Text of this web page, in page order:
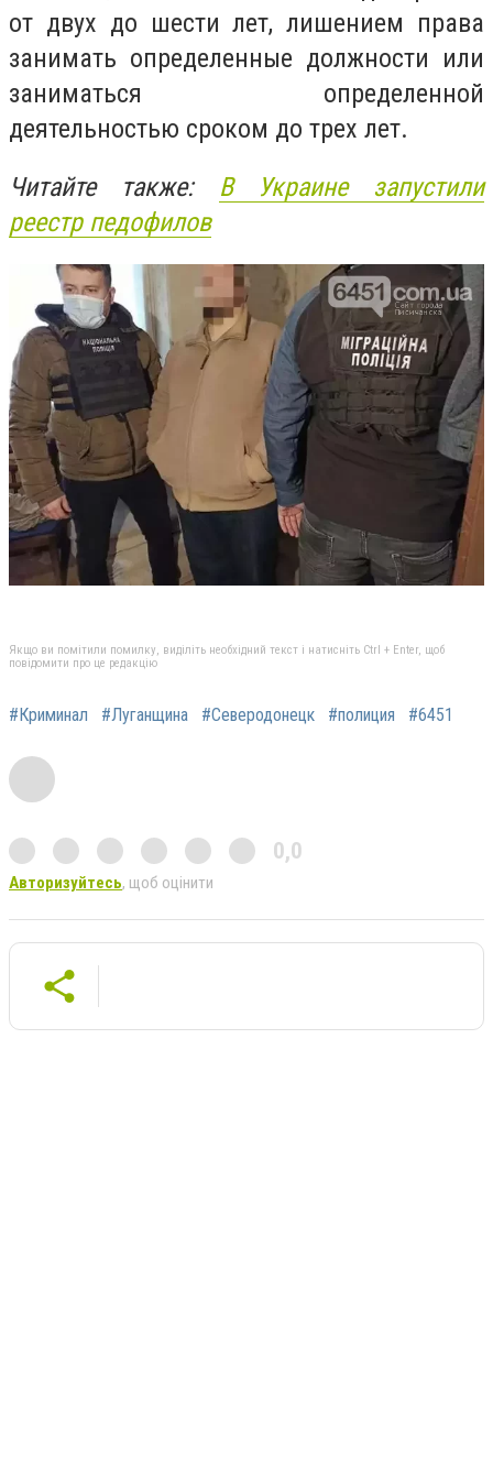
от двух до шести лет, лишением права
занимать определенные должности или
заниматься определенной
деятельностью сроком до трех лет.
Читайте также: В Украине запустили
реестр педофилов
Якщо ви помітили помилку, виділіть необхідний текст і натисніть Ctrl + Enter, щоб
повідомити про це редакцію
#Криминал #Луганщина #Северодонецк #полиция #6451
0,0
Авторизуйтесь, щоб оцінити